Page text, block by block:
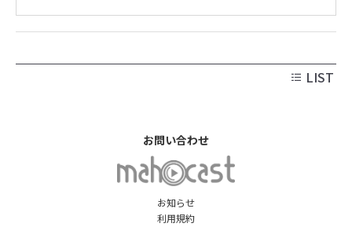
LIST
お知らせ
利用規約
お問い合わせ